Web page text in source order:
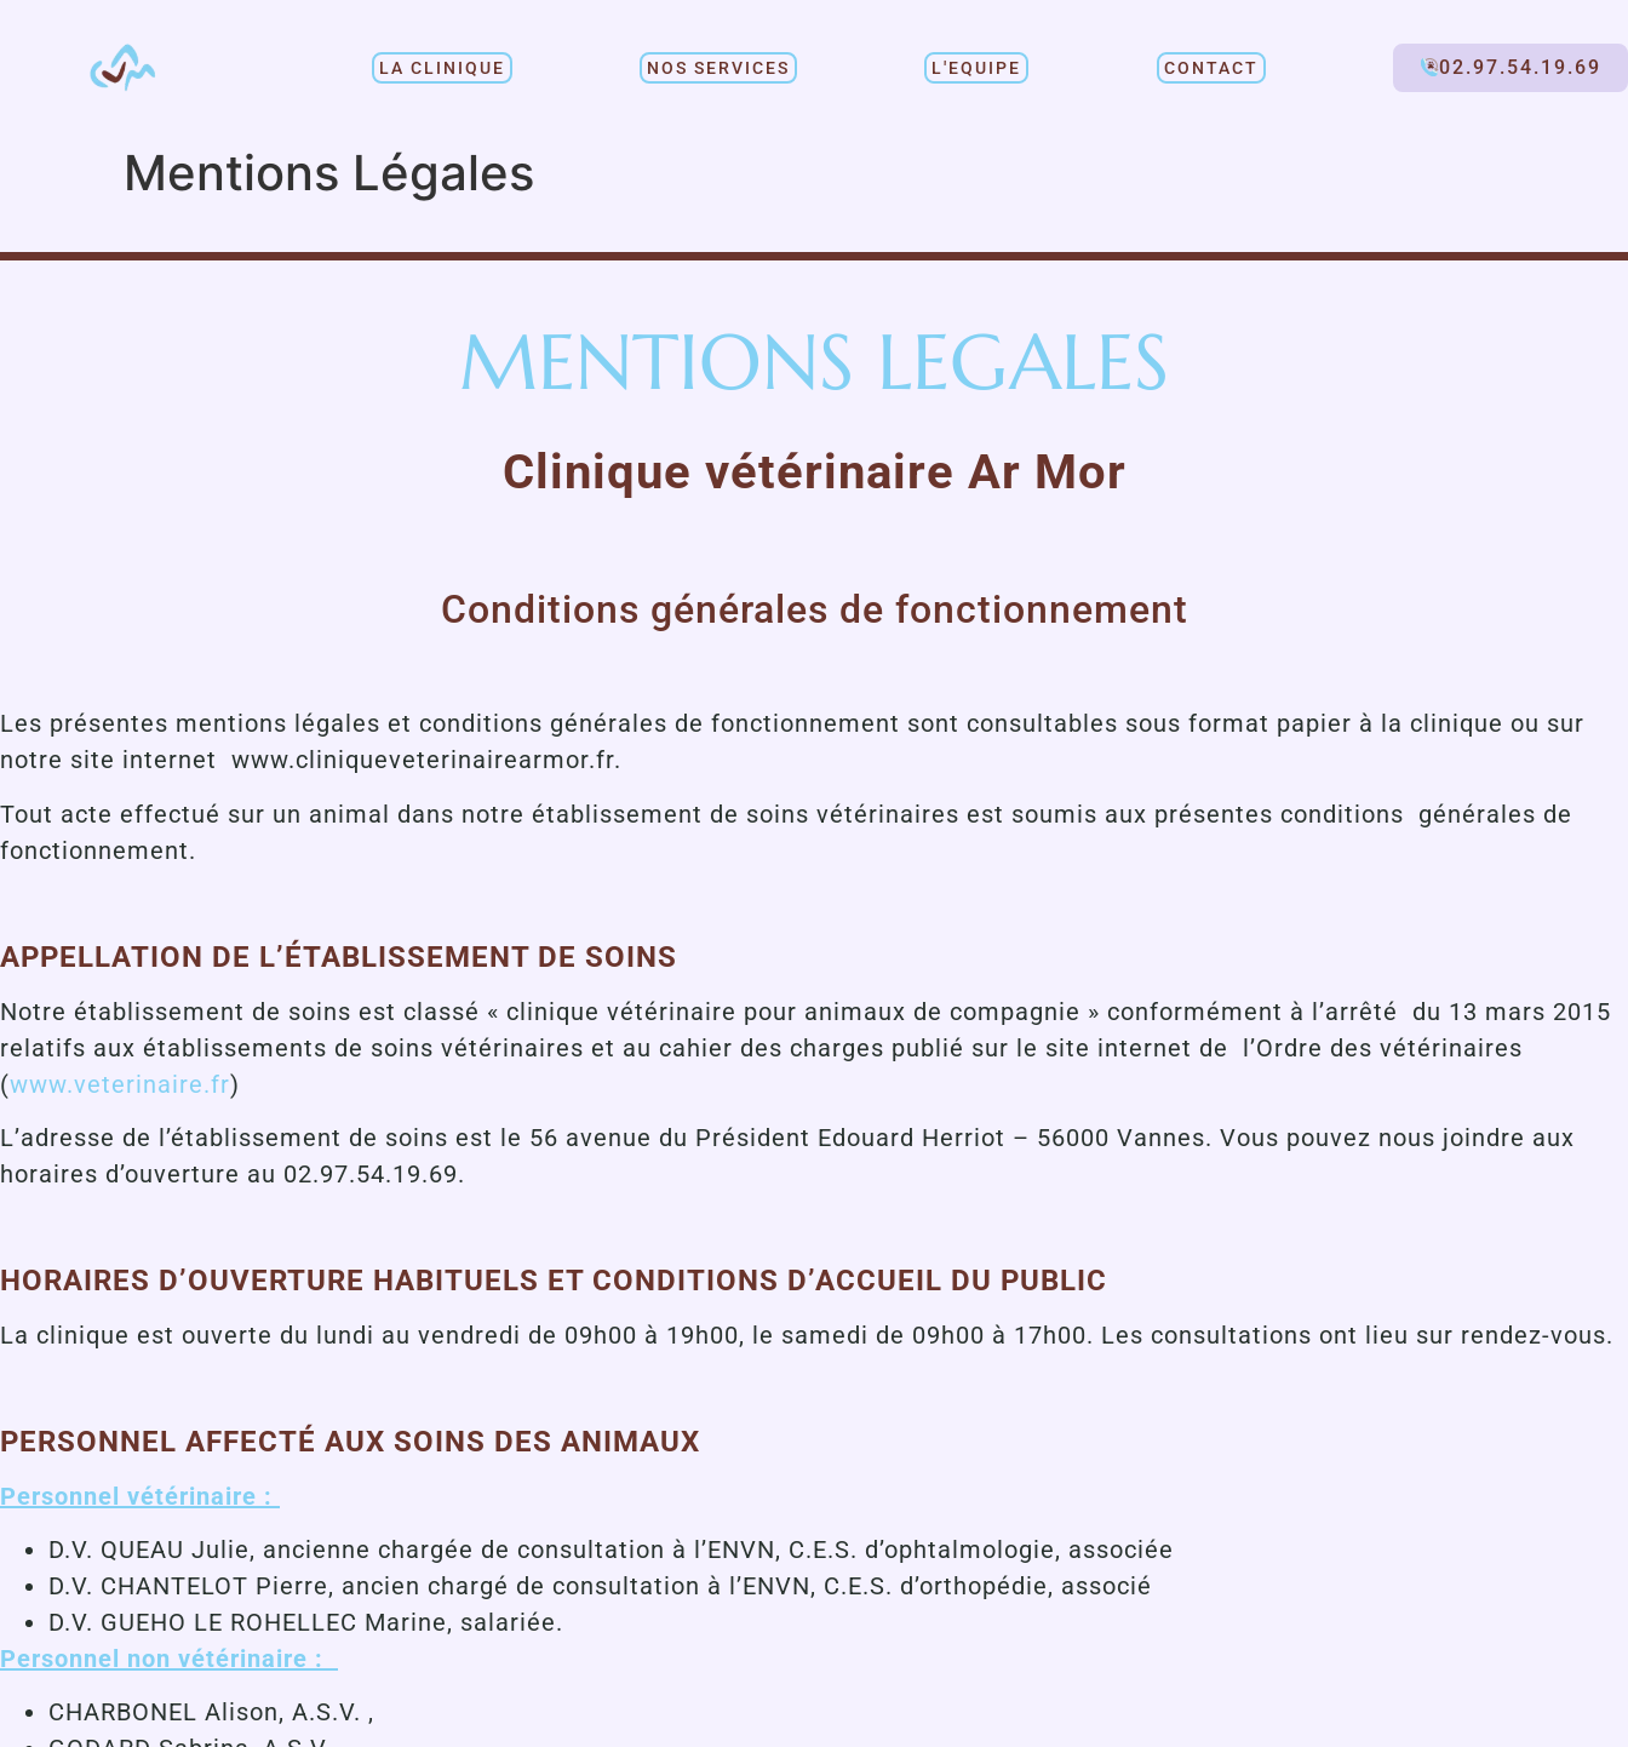
LA CLINIQUE NOS SERVICES L'EQUIPE CONTACT 02.97.54.19.69
Mentions Légales
MENTIONS LEGALES
Clinique vétérinaire Ar Mor
Conditions générales de fonctionnement
Les présentes mentions légales et conditions générales de fonctionnement sont consultables sous format papier à la clinique ou sur
notre site internet www.cliniqueveterinairearmor.fr.
Tout acte effectué sur un animal dans notre établissement de soins vétérinaires est soumis aux présentes conditions générales de
fonctionnement.
APPELLATION DE L’ÉTABLISSEMENT DE SOINS
Notre établissement de soins est classé « clinique vétérinaire pour animaux de compagnie » conformément à l’arrêté du 13 mars 2015
relatifs aux établissements de soins vétérinaires et au cahier des charges publié sur le site internet de l’Ordre des vétérinaires
(www.veterinaire.fr)
L’adresse de l’établissement de soins est le 56 avenue du Président Edouard Herriot – 56000 Vannes. Vous pouvez nous joindre aux
horaires d’ouverture au 02.97.54.19.69.
HORAIRES D’OUVERTURE HABITUELS ET CONDITIONS D’ACCUEIL DU PUBLIC
La clinique est ouverte du lundi au vendredi de 09h00 à 19h00, le samedi de 09h00 à 17h00. Les consultations ont lieu sur rendez-vous.
PERSONNEL AFFECTÉ AUX SOINS DES ANIMAUX
Personnel vétérinaire :
D.V. QUEAU Julie, ancienne chargée de consultation à l’ENVN, C.E.S. d’ophtalmologie, associée
D.V. CHANTELOT Pierre, ancien chargé de consultation à l’ENVN, C.E.S. d’orthopédie, associé
D.V. GUEHO LE ROHELLEC Marine, salariée.
Personnel non vétérinaire :
CHARBONEL Alison, A.S.V. ,